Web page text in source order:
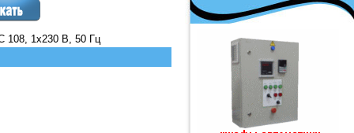
108, 1x230 В, 50 Гц